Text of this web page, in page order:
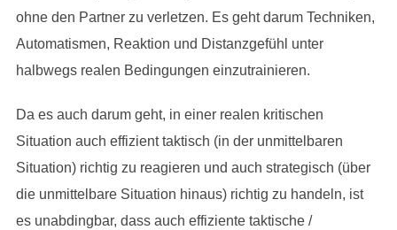
ohne den Partner zu verletzen. Es geht darum Techniken,
Automatismen, Reaktion und Distanzgefühl unter
halbwegs realen Bedingungen einzutrainieren.
Da es auch darum geht, in einer realen kritischen
Situation auch effizient taktisch (in der unmittelbaren
Situation) richtig zu reagieren und auch strategisch (über
die unmittelbare Situation hinaus) richtig zu handeln, ist
es unabdingbar, dass auch effiziente taktische /